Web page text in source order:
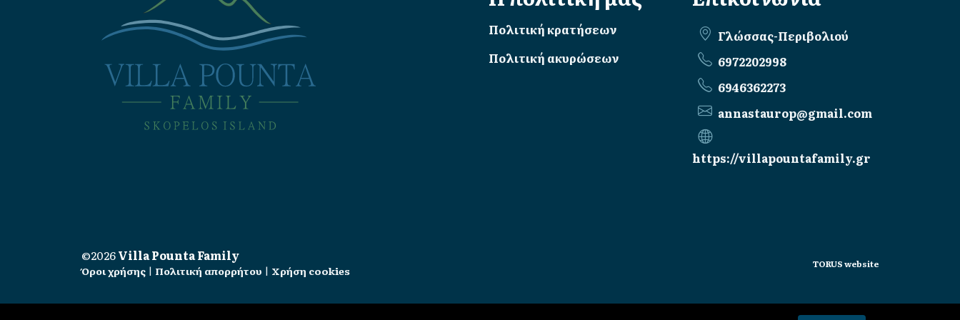
Πολιτική κρατήσεων
Πολιτική ακυρώσεων
Γλώσσας-Περιβολιού
6972202998
6946362273
annastaurop@gmail.com
https://villapountafamily.gr
©2026Villa Pounta Family
Όροι χρήσης | Πολιτική απορρήτου | Χρήση cookies TORUS website